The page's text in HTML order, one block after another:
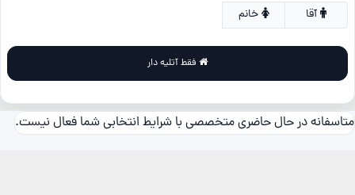
خانم
متاسفانه در حال حاضری متخصصی با شرایط انتخابی شما فعال نیست.